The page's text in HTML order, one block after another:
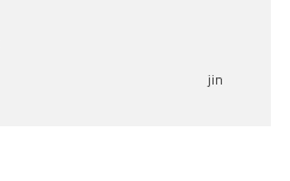
jin